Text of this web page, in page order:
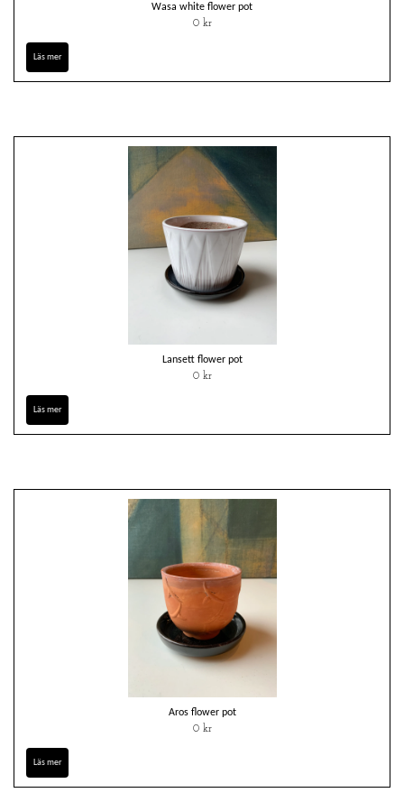
Wasa white flower pot
0 kr
Läs mer
Lansett flower pot
0 kr
Läs mer
Aros flower pot
0 kr
Läs mer